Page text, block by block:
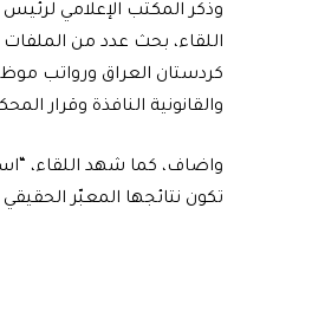
وذكر المكتب الإعلامي
اللقاء، بحث عدد من
كردستان العراق ورواتب
والقانونية النافذة وقرار
واضاف، كما شهد اللقاء،
تكون نتائجها المعبّر